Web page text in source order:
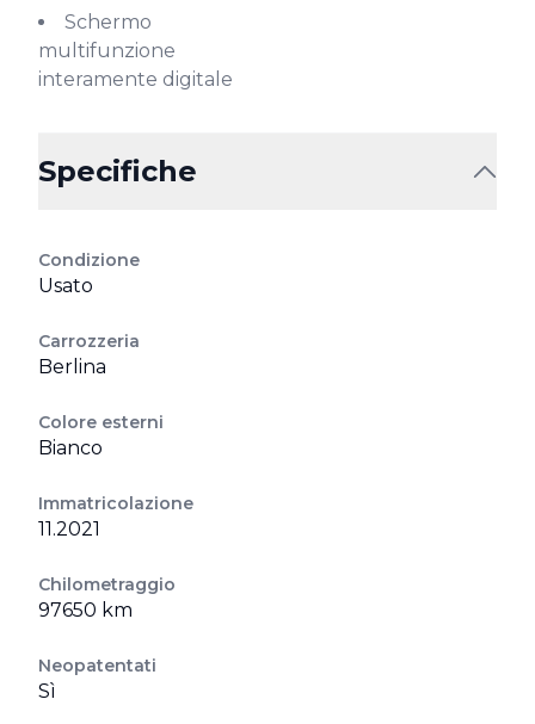
Schermo
multifunzione
interamente digitale
Specifiche
Condizione
Usato
Carrozzeria
Berlina
Colore esterni
Bianco
Immatricolazione
11.2021
Chilometraggio
97650 km
Neopatentati
Sì